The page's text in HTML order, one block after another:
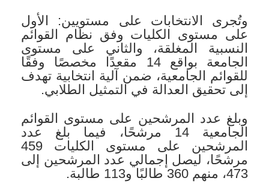
وتُجرى الانتخابات على مستويين: الأول
على مستوى الكليات وفق نظام القوائم
النسبية المغلقة، والثاني على مستوى
الجامعة بواقع 14 مقعدًا مخصصًا وفقًا
للقوائم الجامعية، ضمن آلية انتخابية تهدف
إلى تحقيق العدالة في التمثيل الطلابي.
وبلغ عدد المرشحين على مستوى القوائم
الجامعية 14 مرشحًا، فيما بلغ عدد
المرشحين على مستوى الكليات 459
مرشحًا، ليصل إجمالي عدد المرشحين إلى
473، منهم 360 طالبًا و113 طالبة.